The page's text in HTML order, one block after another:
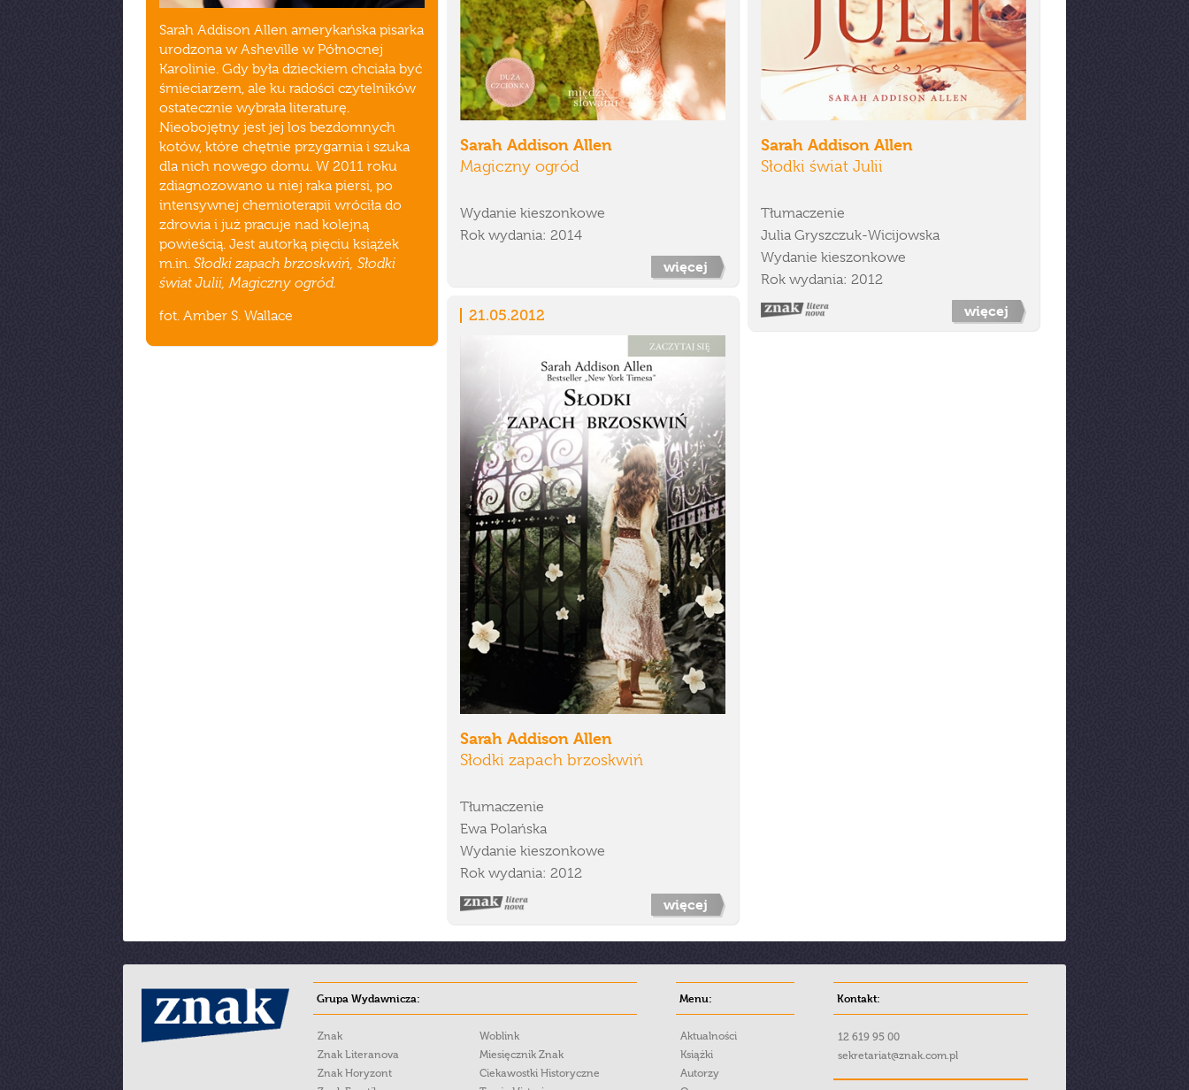
Sarah Addison Allen amerykańska pisarka
urodzona w Asheville w Północnej
Karolinie. Gdy była dzieckiem chciała być
śmieciarzem, ale ku radości czytelników
ostatecznie wybrała literaturę.
Nieobojętny jest jej los bezdomnych
kotów, które chętnie przygarnia i szuka
dla nich nowego domu. W 2011 roku
zdiagnozowano u niej raka piersi, po
intensywnej chemioterapii wróciła do
zdrowia i już pracuje nad kolejną
powieścią. Jest autorką pięciu książek
m.in. Słodki zapach brzoskwiń, Słodki
świat Julii, Magiczny ogród.
fot. Amber S. Wallace
Sarah Addison Allen
Magiczny ogród
Wydanie kieszonkowe
Rok wydania: 2014
więcej
Sarah Addison Allen
Słodki świat Julii
Tłumaczenie
Julia Gryszczuk-Wicijowska
Wydanie kieszonkowe
Rok wydania: 2012
więcej
21.05.2012
Sarah Addison Allen
Słodki zapach brzoskwiń
Tłumaczenie
Ewa Polańska
Wydanie kieszonkowe
Rok wydania: 2012
więcej
Grupa Wydawnicza:
Znak
Znak Literanova
Znak Horyzont
Woblink
Miesięcznik Znak
Ciekawostki Historyczne
Menu:
Aktualności
Książki
Autorzy
Kontakt:
12 619 95 00
sekretariat@znak.com.pl